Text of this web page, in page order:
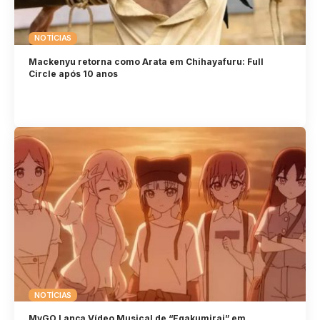
NOTÍCIAS
Mackenyu retorna como Arata em Chihayafuru: Full
Circle após 10 anos
NOTÍCIAS